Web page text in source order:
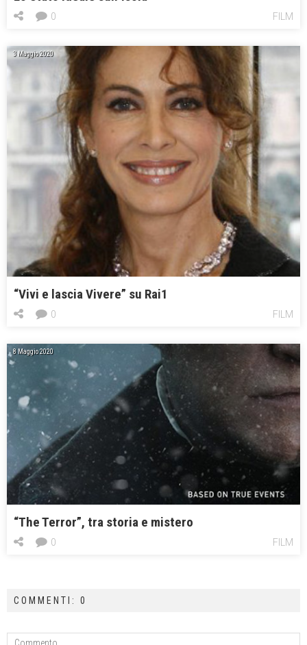
FILM
0
3 Maggio 2020
“Vivi e lascia Vivere” su Rai1
FILM
0
8 Maggio 2020
“The Terror”, tra storia e mistero
FILM
0
COMMENTI: 0